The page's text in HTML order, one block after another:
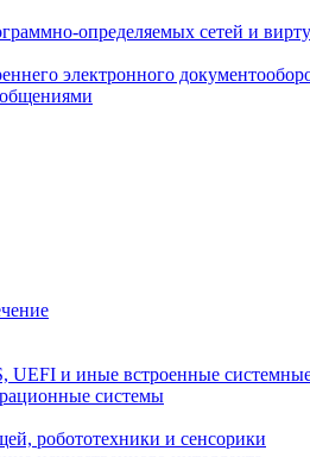
определяемых сетей и
электронного
UEFI и иные встроенные
системы
робототехники и сенсорики